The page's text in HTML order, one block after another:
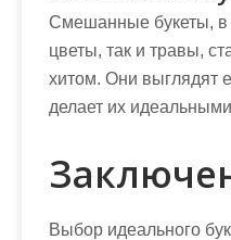
Смешанные букеты, в
цветы, так и травы,
хитом. Они выглядят
делает их
Выбор идеального